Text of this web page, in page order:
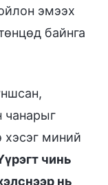
эмээх
байнга
чанарыг
хэсэг миний
чинь
нь